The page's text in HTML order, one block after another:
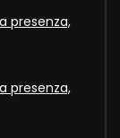
presenza,
presenza,